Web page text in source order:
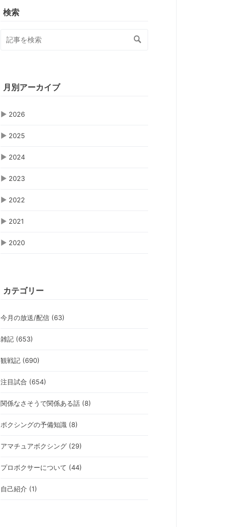
検索
月別アーカイブ
▶ 2026
▶ 2025
▶ 2024
▶ 2023
▶ 2022
▶ 2021
▶ 2020
カテゴリー
今月の放送/配信 (63)
雑記 (653)
観戦記 (690)
注目試合 (654)
関係なさそうで関係ある話 (8)
ボクシングの予備知識 (8)
アマチュアボクシング (29)
プロボクサーについて (44)
自己紹介 (1)